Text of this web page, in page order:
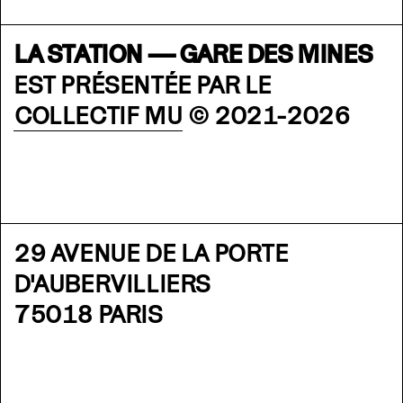
LA STATION — GARE DES MINES
EST PRÉSENTÉE PAR LE
COLLECTIF MU © 2021-2026
29 AVENUE DE LA PORTE
D'AUBERVILLIERS
75018 PARIS